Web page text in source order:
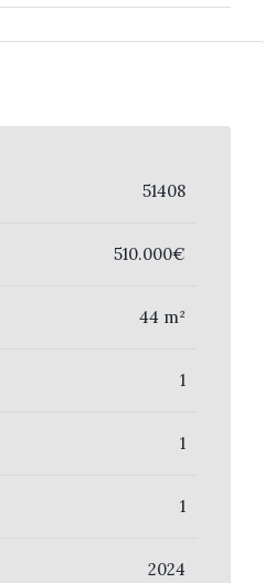
51408
510.000€
44 m²
1
1
1
2024